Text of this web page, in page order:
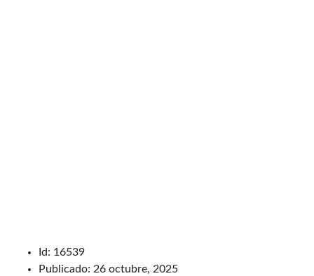
Id: 16539
Publicado: 26 octubre, 2025